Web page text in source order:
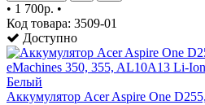
• 1 700р. •
Код товара: 3509-01
Доступно
Аккумулятор Acer Aspire One